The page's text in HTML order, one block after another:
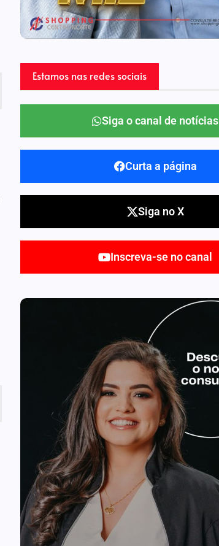
Estamos nas redes sociais
Siga o canal de notícias
Curta a página
Siga no X
Inscreva-se no canal